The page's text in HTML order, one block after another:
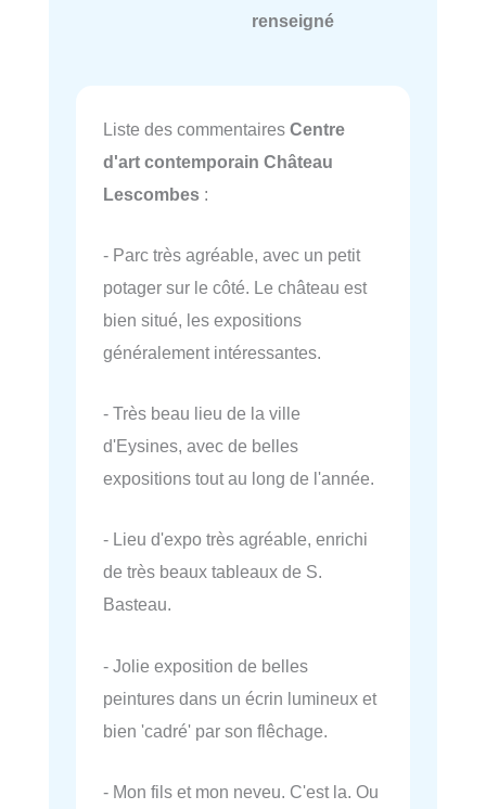
renseigné
Liste des commentaires Centre
d'art contemporain Château
Lescombes :
- Parc très agréable, avec un petit
potager sur le côté. Le château est
bien situé, les expositions
généralement intéressantes.
- Très beau lieu de la ville
d'Eysines, avec de belles
expositions tout au long de l'année.
- Lieu d'expo très agréable, enrichi
de très beaux tableaux de S.
Basteau.
- Jolie exposition de belles
peintures dans un écrin lumineux et
bien 'cadré' par son flêchage.
- Mon fils et mon neveu. C'est la. Ou